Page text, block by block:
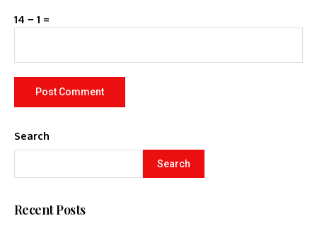
14 − 1 =
Search
Search
Recent Posts